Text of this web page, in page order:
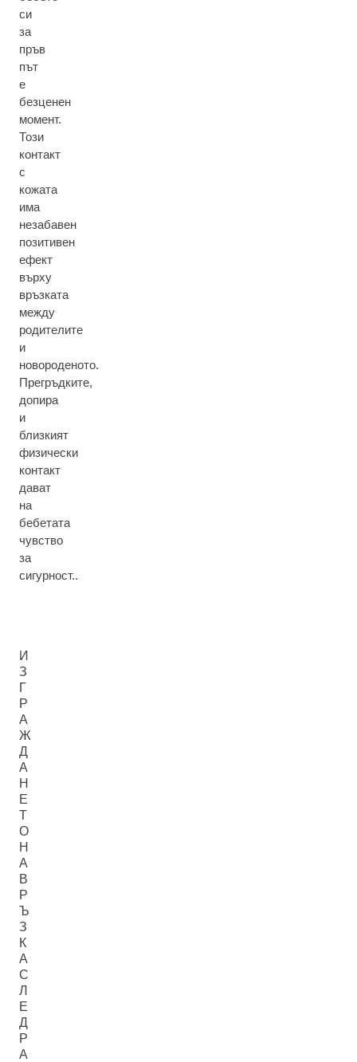
си
за
пръв
път
е
безценен
момент.
Този
контакт
с
кожата
има
незабавен
позитивен
ефект
върху
връзката
между
родителите
и
новороденото.
Прегръдките,
допира
и
близкият
физически
контакт
дават
на
бебетата
чувство
за
сигурност..
И
З
Г
Р
А
Ж
Д
А
Н
Е
Т
О
Н
А
В
Р
Ъ
З
К
А
С
Л
Е
Д
Р
А